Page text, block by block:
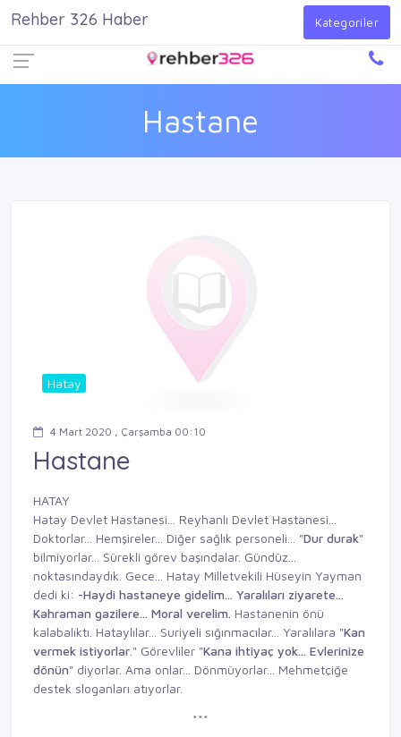
Giriş Yap
Hastane
Rehber 326 Haber Kategoriler
Hatay
4 Mart 2020 , Çarşamba 00:10
Hastane
HATAY
Hatay Devlet Hastanesi... Reyhanlı Devlet Hastanesi...
Doktorlar... Hemşireler... Diğer sağlık personeli... "Dur durak"
bilmiyorlar... Sürekli görev başındalar. Gündüz...
noktasındaydık. Gece... Hatay Milletvekili Hüseyin Yayman
dedi ki: -Haydi hastaneye gidelim... Yaralıları ziyarete...
Kahraman gazilere... Moral verelim. Hastanenin önü
kalabalıktı. Hataylılar... Suriyeli sığınmacılar... Yaralılara "Kan
vermek istiyorlar ." Görevliler "Kana ihtiyaç yok... Evlerinize
dönün" diyorlar. Ama onlar... Dönmüyorlar... Mehmetçiğe
destek sloganları atıyorlar.
***